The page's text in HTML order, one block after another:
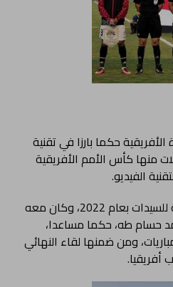
الأفريقية حكما بارزا في تقنية
منها كأس الأمم الأفريقية
وبطولة كأس الأمم الأفريقية للسيدات بعام 2022، وكان معه
حسام طه، حكما مساعدا،
“الغندور” في إدارة 6 مباريات، ومن ضمنها لقاء النهائي